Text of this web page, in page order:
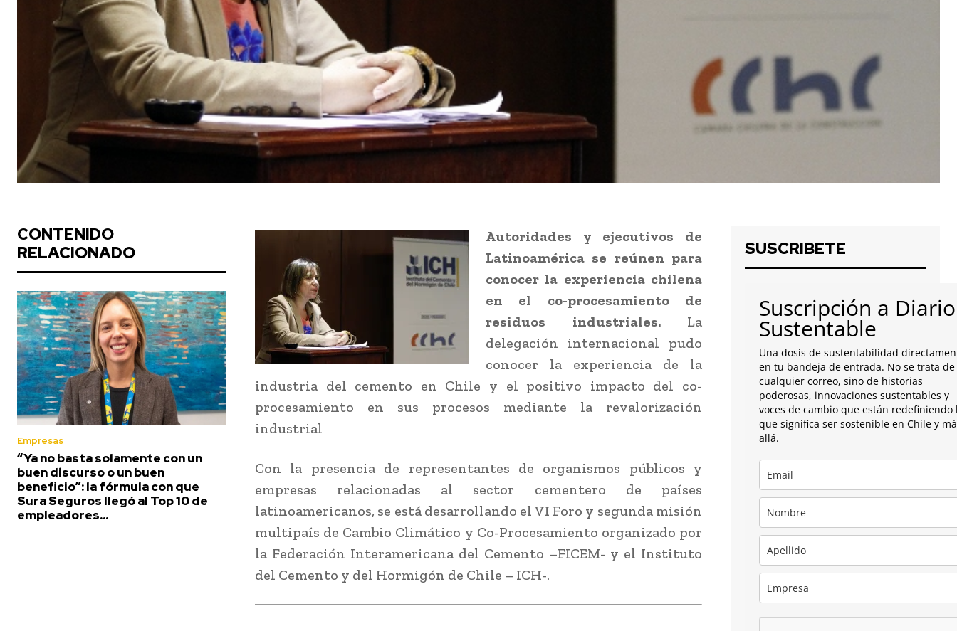
CONTENIDO
RELACIONADO
Empresas
“Ya no basta solamente con un
buen discurso o un buen
beneficio”: la fórmula con que
Sura Seguros llegó al Top 10 de
empleadores...
Autoridades y ejecutivos de
Latinoamérica se reúnen para
conocer la experiencia chilena
en el co-procesamiento de
residuos industriales. La
delegación internacional pudo
conocer la experiencia de la
industria del cemento en Chile y el positivo impacto del co-
procesamiento en sus procesos mediante la revalorización
industrial
Con la presencia de representantes de organismos públicos y
empresas relacionadas al sector cementero de países
latinoamericanos, se está desarrollando el VI Foro y segunda misión
multipaís de Cambio Climático y Co-Procesamiento organizado por
la Federación Interamericana del Cemento –FICEM- y el Instituto
del Cemento y del Hormigón de Chile – ICH-.
SUSCRIBETE
Suscripción a Diario
Sustentable
Una dosis de sustentabilidad
en tu bandeja de entrada. No se trata de
cualquier correo, sino de historias
poderosas, innovaciones sustentables y
voces de cambio que están redefiniendo
que significa ser sostenible en Chile y
allá.